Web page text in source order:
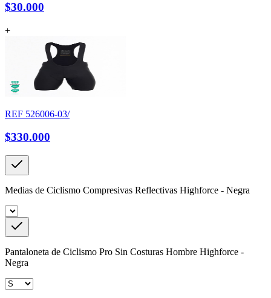
$30.000
+
REF 526006-03/
$330.000
Medias de Ciclismo Compresivas Reflectivas Highforce - Negra
Pantaloneta de Ciclismo Pro Sin Costuras Hombre Highforce -
Negra